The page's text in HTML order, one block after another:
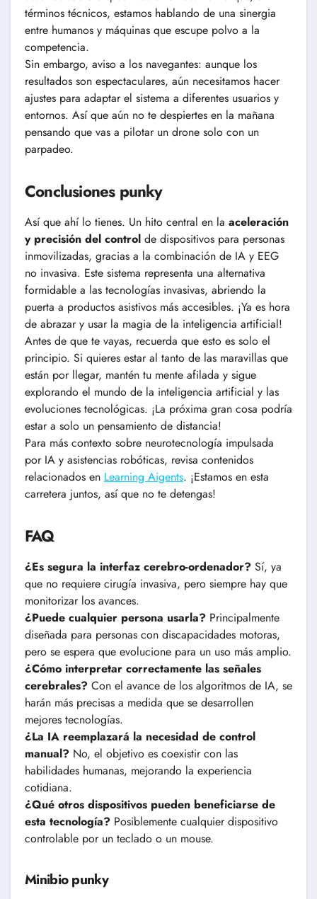
términos técnicos, estamos hablando de una sinergia
entre humanos y máquinas que escupe polvo a la
competencia.
Sin embargo, aviso a los navegantes: aunque los
resultados son espectaculares, aún necesitamos hacer
ajustes para adaptar el sistema a diferentes usuarios y
entornos. Así que aún no te despiertes en la mañana
pensando que vas a pilotar un drone solo con un
parpadeo.
Conclusiones punky
Así que ahí lo tienes. Un hito central en la aceleración
y precisión del control de dispositivos para personas
inmovilizadas, gracias a la combinación de IA y EEG
no invasiva. Este sistema representa una alternativa
formidable a las tecnologías invasivas, abriendo la
puerta a productos asistivos más accesibles. ¡Ya es hora
de abrazar y usar la magia de la inteligencia artificial!
Antes de que te vayas, recuerda que esto es solo el
principio. Si quieres estar al tanto de las maravillas que
están por llegar, mantén tu mente afilada y sigue
explorando el mundo de la inteligencia artificial y las
evoluciones tecnológicas. ¡La próxima gran cosa podría
estar a solo un pensamiento de distancia!
Para más contexto sobre neurotecnología impulsada
por IA y asistencias robóticas, revisa contenidos
relacionados en Learning Aigents. ¡Estamos en esta
carretera juntos, así que no te detengas!
FAQ
¿Es segura la interfaz cerebro-ordenador? Sí, ya
que no requiere cirugía invasiva, pero siempre hay que
monitorizar los avances.
¿Puede cualquier persona usarla? Principalmente
diseñada para personas con discapacidades motoras,
pero se espera que evolucione para un uso más amplio.
¿Cómo interpretar correctamente las señales
cerebrales? Con el avance de los algoritmos de IA, se
harán más precisas a medida que se desarrollen
mejores tecnologías.
¿La IA reemplazará la necesidad de control
manual? No, el objetivo es coexistir con las
habilidades humanas, mejorando la experiencia
cotidiana.
¿Qué otros dispositivos pueden beneficiarse de
esta tecnología? Posiblemente cualquier dispositivo
controlable por un teclado o un mouse.
Minibio punky